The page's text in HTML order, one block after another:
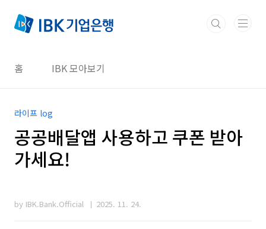
홈 IBK 모아보기
라이프 log
공공배달앱 사용하고 쿠폰 받아
가세요!
by IBK.Bank.Official 2025. 11. 24.